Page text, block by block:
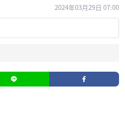
2024年03月29日 07:00